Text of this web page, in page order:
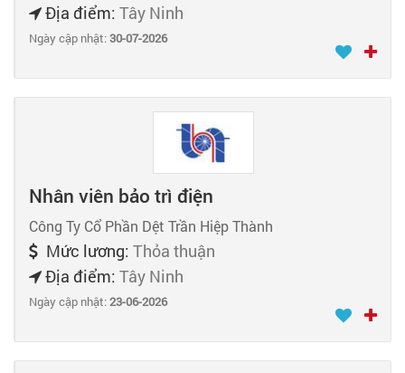
Địa điểm: Tây Ninh
Ngày cập nhật:30-07-2026
Nhân viên bảo trì điện
Công Ty Cổ Phần Dệt Trần Hiệp Thành
Mức lương: Thỏa thuận
Địa điểm: Tây Ninh
Ngày cập nhật:23-06-2026